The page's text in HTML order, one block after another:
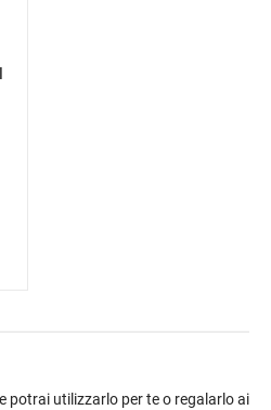
potrai utilizzarlo per te o regalarlo ai